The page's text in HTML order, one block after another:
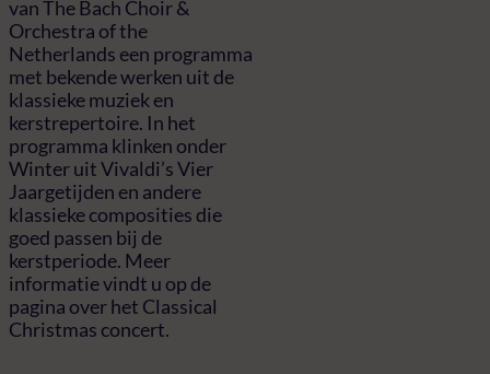
van The Bach Choir &
Orchestra of the
Netherlands een programma
met bekende werken uit de
klassieke muziek en
kerstrepertoire. In het
programma klinken onder
Winter uit Vivaldi’s Vier
Jaargetijden en andere
klassieke composities die
goed passen bij de
kerstperiode. Meer
informatie vindt u op de
pagina over het Classical
Christmas concert.